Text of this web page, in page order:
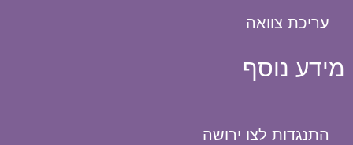
עריכת צוואה
מידע נוסף
התנגדות לצו ירושה